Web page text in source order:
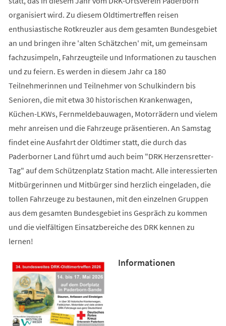
organisiert wird. Zu diesem Oldtimertreffen reisen
enthusiastische Rotkreuzler aus dem gesamten Bundesgebiet
an und bringen ihre 'alten Schätzchen' mit, um gemeinsam
fachzusimpeln, Fahrzeugteile und Informationen zu tauschen
und zu feiern. Es werden in diesem Jahr ca 180
Teilnehmerinnen und Teilnehmer von Schulkindern bis
Senioren, die mit etwa 30 historischen Krankenwagen,
Küchen-LKWs, Fernmeldebauwagen, Motorrädern und vielem
mehr anreisen und die Fahrzeuge präsentieren. An Samstag
findet eine Ausfahrt der Oldtimer statt, die durch das
Paderborner Land führt umd auch beim "DRK Herzensretter-
Tag" auf dem Schützenplatz Station macht. Alle interessierten
Mitbürgerinnen und Mitbürger sind herzlich eingeladen, die
tollen Fahrzeuge zu bestaunen, mit den einzelnen Gruppen
aus dem gesamten Bundesgebiet ins Gespräch zu kommen
und die vielfältigen Einsatzbereiche des DRK kennen zu
lernen!
Informationen